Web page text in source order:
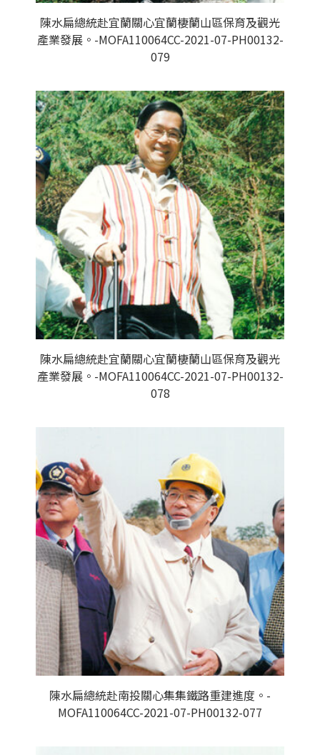
陳水扁總統赴宜蘭關心宜蘭棲蘭山區保育及觀光
產業發展。-MOFA110064CC-2021-07-PH00132-
079
陳水扁總統赴宜蘭關心宜蘭棲蘭山區保育及觀光
產業發展。-MOFA110064CC-2021-07-PH00132-
078
陳水扁總統赴南投關心集集鐵路重建進度。-
MOFA110064CC-2021-07-PH00132-077